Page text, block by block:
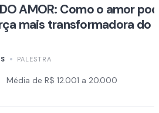
AMOR: Como o amor
mais transformadora do
PALESTRA
Média de R$ 12.001 a 20.000